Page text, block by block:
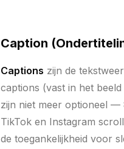
Caption
Captions zijn de
captions (vast in het
zijn niet meer optioneel —
TikTok en Instagram
de toegankelijkheid voor